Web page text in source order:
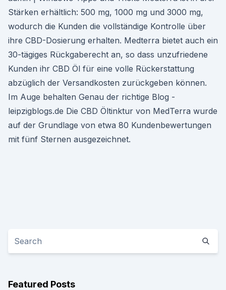
Stärken erhältlich: 500 mg, 1000 mg und 3000 mg,
wodurch die Kunden die vollständige Kontrolle über
ihre CBD-Dosierung erhalten. Medterra bietet auch ein
30-tägiges Rückgaberecht an, so dass unzufriedene
Kunden ihr CBD Öl für eine volle Rückerstattung
abzüglich der Versandkosten zurückgeben können.
Im Auge behalten Genau der richtige Blog -
leipzigblogs.de Die CBD Öltinktur von MedTerra wurde
auf der Grundlage von etwa 80 Kundenbewertungen
mit fünf Sternen ausgezeichnet.
Featured Posts